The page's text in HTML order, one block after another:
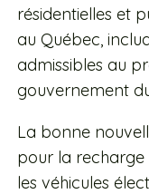
résidentielles et
au Québec,
admissibles au
gouvernement
La bonne
pour la recharge
les véhicules